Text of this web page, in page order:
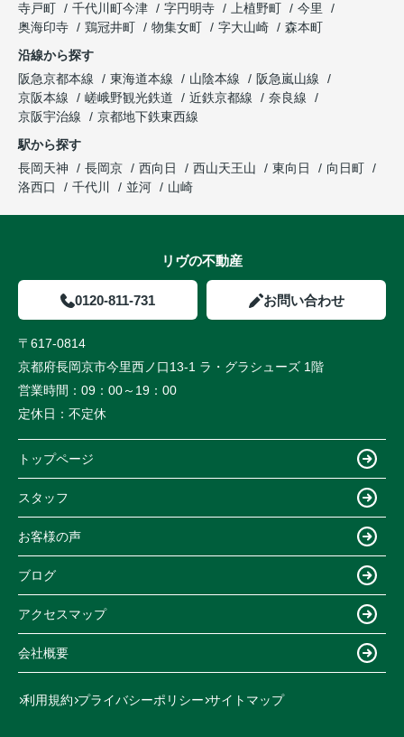
寺戸町
千代川町今津 字円明寺 上植野町
今里
奥海印寺
鶏冠井町 物集女町 字大山崎
森本町
沿線から探す
阪急京都本線
東海道本線 山陰本線
阪急嵐山線
京阪本線
嵯峨野観光鉄道 近鉄京都線
奈良線
京阪宇治線
京都地下鉄東西線
駅から探す
長岡天神
長岡京 西向日 西山天王山 東向日
向日町
洛西口
千代川 並河 山崎
リヴの不動産
0120-811-731 お問い合わせ
〒617-0814
京都府長岡京市今里西ノ口13-1 ラ・グラシューズ 1階
営業時間： 09：00～19：00
定休日： 不定休
トップページ
スタッフ
お客様の声
ブログ
アクセスマップ
会社概要
利用規約 プライバシーポリシー サイトマップ